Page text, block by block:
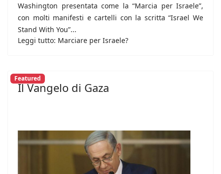
Washington presentata come la “Marcia per Israele”,
con molti manifesti e cartelli con la scritta “Israel We
Stand With You”...
Leggi tutto: Marciare per Israele?
Featured
Il Vangelo di Gaza